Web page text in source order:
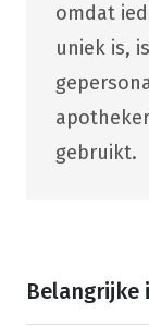
omdat
uniek is,
gebruikt.
Belangrijke